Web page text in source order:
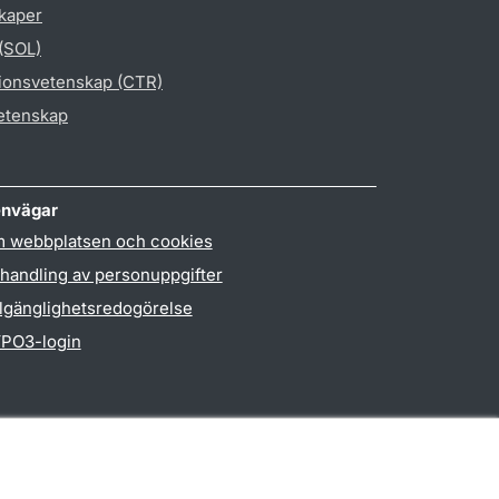
(CTR)
webbplatsen och cookies
av personuppgifter
login